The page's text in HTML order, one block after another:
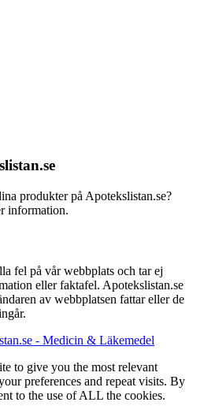
produkter på Apotekslistan.se?
information.
fel på vår webbplats och tar ej
eller faktafel. Apotekslistan.se
av webbplatsen fattar eller de
- Medicin & Läkemedel
to give you the most relevant
preferences and repeat visits. By
to the use of ALL the cookies.